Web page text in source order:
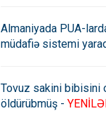
Almaniyada PUA-
müdafiə sistemi
Tovuz sakini bibisini
öldürübmüş -